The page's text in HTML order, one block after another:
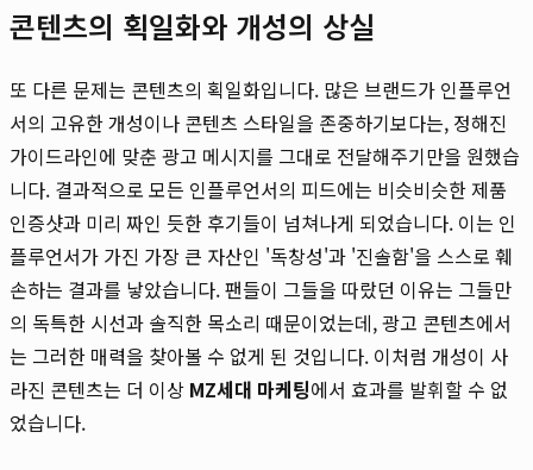
콘텐츠의 획일화와 개성의 상실
또 다른 문제는 콘텐츠의 획일화입니다. 많은 브랜드가 인플루언
서의 고유한 개성이나 콘텐츠 스타일을 존중하기보다는, 정해진
가이드라인에 맞춘 광고 메시지를 그대로 전달해주기만을 원했습
니다. 결과적으로 모든 인플루언서의 피드에는 비슷비슷한 제품
인증샷과 미리 짜인 듯한 후기들이 넘쳐나게 되었습니다. 이는 인
플루언서가 가진 가장 큰 자산인 '독창성'과 '진솔함'을 스스로 훼
손하는 결과를 낳았습니다. 팬들이 그들을 따랐던 이유는 그들만
의 독특한 시선과 솔직한 목소리 때문이었는데, 광고 콘텐츠에서
는 그러한 매력을 찾아볼 수 없게 된 것입니다. 이처럼 개성이 사
라진 콘텐츠는 더 이상 MZ세대 마케팅에서 효과를 발휘할 수 없
었습니다.